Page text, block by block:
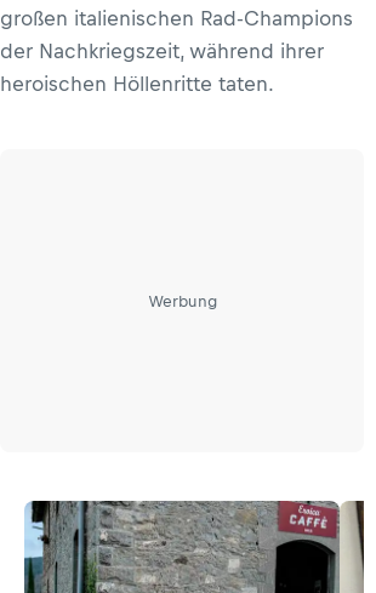
großen italienischen Rad-Champions
der Nachkriegszeit, während ihrer
heroischen Höllenritte taten.
Werbung